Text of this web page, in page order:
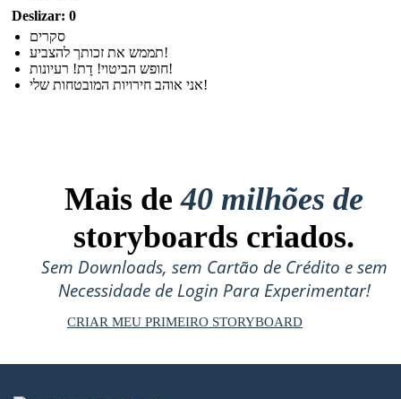
Deslizar: 0
סקרים
תממש את זכותך להצביע!
חופש הביטוי! דָת! רעיונות!
אני אוהב חירויות המובטחות שלי!
Mais de40 milhões de
storyboards criados.
Sem Downloads, sem Cartão de Crédito e sem
Necessidade de Login Para Experimentar!
CRIAR MEU PRIMEIRO STORYBOARD